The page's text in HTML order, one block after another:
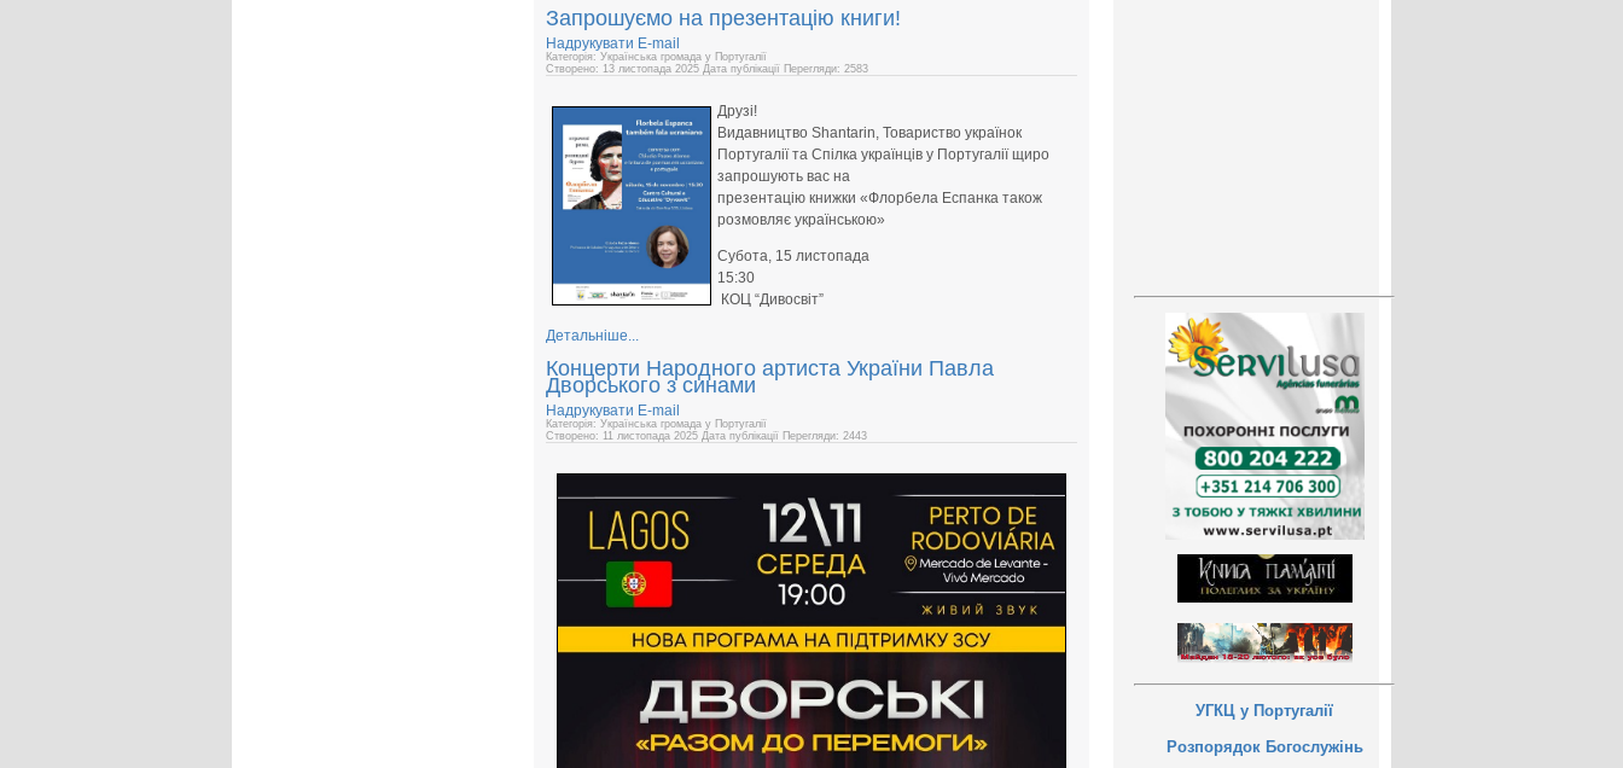
Запрошуємо на презентацію книги!
Надрукувати E-mail
Категорія: Українська громада у Португалії
Створено: 13 листопада 2025 Дата публікації Перегляди: 2583
Друзі!
Видавництво Shantarin, Товариство українок
Португалії та Спілка українців у Португалії щиро
запрошують вас на
презентацію книжки «Флорбела Еспанка також
розмовляє українською»
Субота, 15 листопада
15:30
КОЦ “Дивосвіт”
Детальніше...
Концерти Народного артиста України Павла
Дворського з синами
Надрукувати E-mail
Категорія: Українська громада у Португалії
Створено: 11 листопада 2025 Дата публікації Перегляди: 2443
УГКЦ у Португалії
Розпорядок Богослужінь